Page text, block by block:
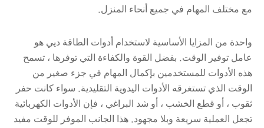
مع مختلف المهام في جميع أنحاء المنزل.
واحدة من المزايا الأساسية لاستخدام أدوات الطاقة ديي هو
عامل توفير الوقت. بفضل القوة والكفاءة التي توفرها ، تسمح
هذه الأدوات للمستخدمين بإكمال المهام في جزء صغير من
الوقت الذي تستغرقه الأدوات اليدوية التقليدية. سواء كانت حفر
ثقوب ، أو قطع الخشب ، أو شد البراغي ، فإن الأدوات الكهربائية
تجعل العملية سريعة وبلا مجهود. هذا الجانب الموفر للوقت مفيد